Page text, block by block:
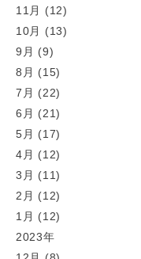
11月 (12)
10月 (13)
9月 (9)
8月 (15)
7月 (22)
6月 (21)
5月 (17)
4月 (12)
3月 (11)
2月 (12)
1月 (12)
2023年